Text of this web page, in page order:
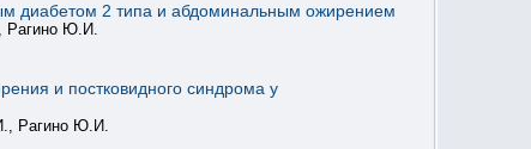
диабетом 2 типа и абдоминальным ожирением
Рагино Ю.И.
и постковидного синдрома у
Рагино Ю.И.